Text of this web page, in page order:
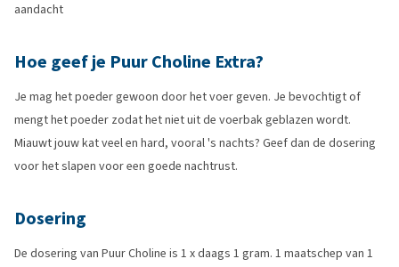
aandacht
Hoe geef je Puur Choline Extra?
Je mag het poeder gewoon door het voer geven. Je bevochtigt of
mengt het poeder zodat het niet uit de voerbak geblazen wordt.
Miauwt jouw kat veel en hard, vooral 's nachts? Geef dan de dosering
voor het slapen voor een goede nachtrust.
Dosering
De dosering van Puur Choline is 1 x daags 1 gram. 1 maatschep van 1